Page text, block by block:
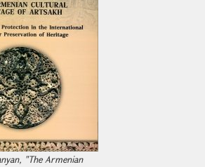
"The Armenian